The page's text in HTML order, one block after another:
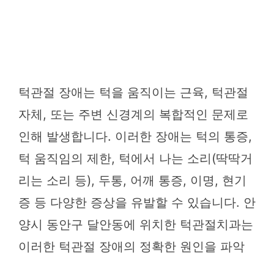
턱관절 장애는 턱을 움직이는 근육, 턱관절
자체, 또는 주변 신경계의 복합적인 문제로
인해 발생합니다. 이러한 장애는 턱의 통증,
턱 움직임의 제한, 턱에서 나는 소리(딱딱거
리는 소리 등), 두통, 어깨 통증, 이명, 현기
증 등 다양한 증상을 유발할 수 있습니다. 안
양시 동안구 달안동에 위치한 턱관절치과는
이러한 턱관절 장애의 정확한 원인을 파악